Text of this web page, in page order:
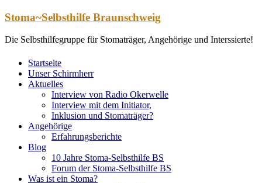
Zum
springen
Stoma~Selbsthilfe Braunschweig
Die Selbsthilfegruppe für Stomaträger, Angehörige und Interssierte!
Startseite
Unser Schirmherr
Aktuelles
Interview von Radio Okerwelle
Interview mit dem Initiator,
Inklusion und Stomaträger?
Angehörige
Erfahrungsberichte
Blog
10 Jahre Stoma-Selbsthilfe BS
Forum der Stoma-Selbsthilfe BS
Was ist ein Stoma?